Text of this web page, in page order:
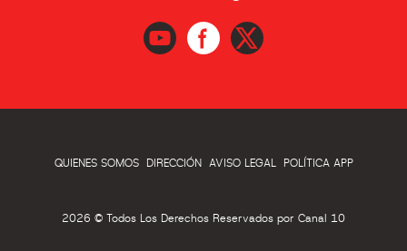
QUIENES SOMOS DIRECCIÓN AVISO LEGAL POLÍTICA APP
2026 © Todos Los Derechos Reservados por Canal 10